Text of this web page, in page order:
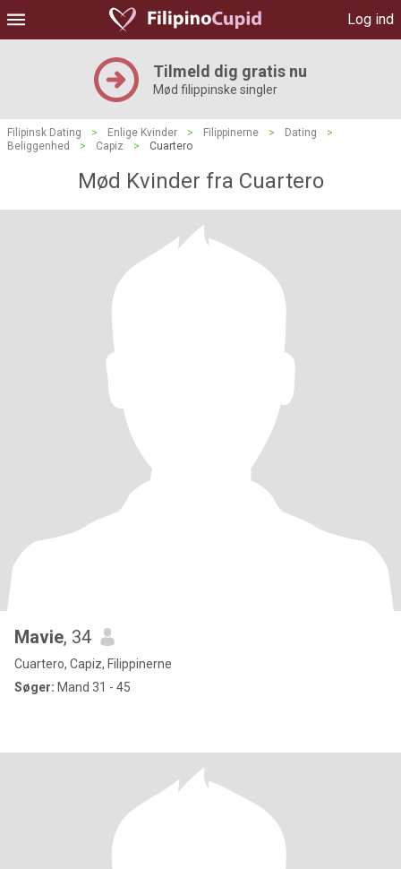
Log ind
Tilmeld dig gratis nu
Mød filippinske singler
Filipinsk Dating > Enlige Kvinder > Filippinerne > Dating
>
Beliggenhed
> Capiz > Cuartero
Mød Kvinder fra Cuartero
Mavie, 34
Cuartero, Capiz, Filippinerne
Søger: Mand 31 - 45